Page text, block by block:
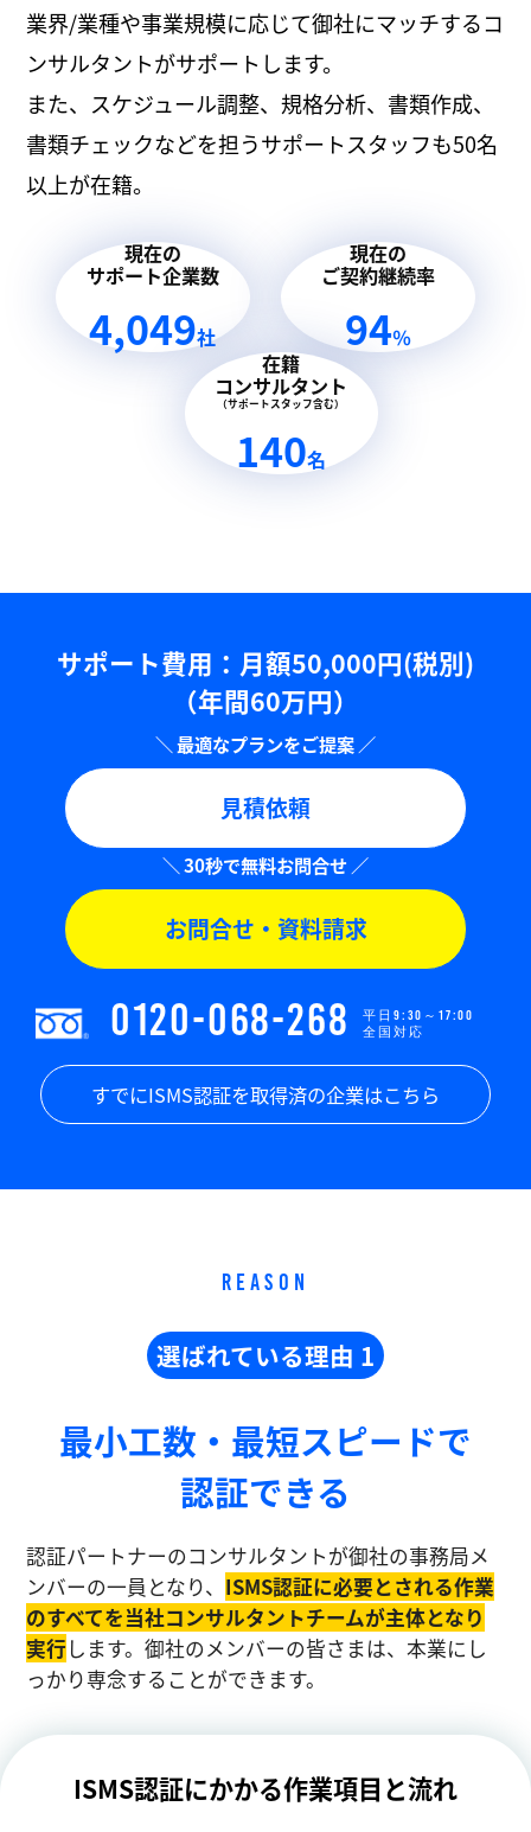
業界/業種や事業規模に応じて御社にマッチするコ
ンサルタントがサポートします。
また、スケジュール調整、規格分析、書類作成、
書類チェックなどを担うサポートスタッフも50名
以上が在籍。
現在の
サポート企業数
4,049社
現在の
ご契約継続率
94％
在籍
コンサルタント
（サポートスタッフ含む）
140名
サポート費用：⽉額50,000円(税別)
（年間60万円）
見積依頼
お問合せ・資料請求
0120-068-268
平日9:30～17:00
全国対応
すでにISMS認証を取得済の企業はこちら
REASON
選ばれている理由 1
最小工数・最短スピードで
認証できる
認証パートナーのコンサルタントが御社の事務局メ
ンバーの一員となり、 ISMS認証に必要とされる作業
のすべてを当社コンサルタントチームが主体となり
実⾏ します。御社のメンバーの皆さまは、本業にし
っかり専念することができます。
ISMS認証にかかる作業項目と流れ